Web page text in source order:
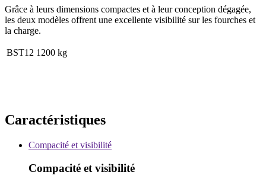
Grâce à leurs dimensions compactes et à leur conception dégagée,
les deux modèles offrent une excellente visibilité sur les fourches et
la charge.
BST12 1200 kg
Caractéristiques
Compacité et visibilité
Compacité et visibilité